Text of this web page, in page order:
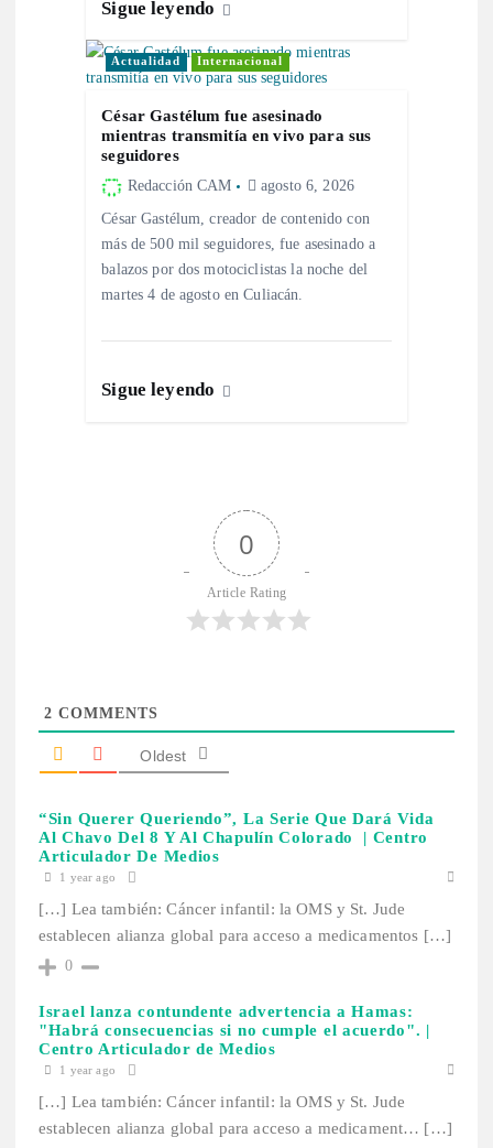
Sigue leyendo
Actualidad Internacional
César Gastélum fue asesinado
mientras transmitía en vivo para sus
seguidores
Redacción CAM agosto 6, 2026
César Gastélum, creador de contenido con
más de 500 mil seguidores, fue asesinado a
balazos por dos motociclistas la noche del
martes 4 de agosto en Culiacán.
Sigue leyendo
0
Article Rating
2 COMMENTS
Oldest
“Sin Querer Queriendo”, La Serie Que Dará Vida
Al Chavo Del 8 Y Al Chapulín Colorado | Centro
Articulador De Medios
1 year ago
[…] Lea también: Cáncer infantil: la OMS y St. Jude
establecen alianza global para acceso a medicamentos […]
0
Israel lanza contundente advertencia a Hamas:
"Habrá consecuencias si no cumple el acuerdo". |
Centro Articulador de Medios
1 year ago
[…] Lea también: Cáncer infantil: la OMS y St. Jude
establecen alianza global para acceso a medicament… […]